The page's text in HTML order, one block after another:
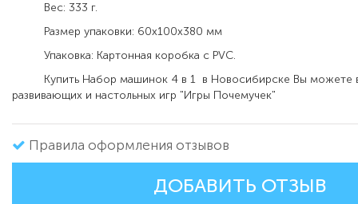
Вес: 333 г.
Размер упаковки: 60х100х380 мм
Упаковка: Картонная коробка с PVC.
Купить Набор машинок 4 в 1 в Новосибирске Вы можете в
развивающих и настольных игр "Игры Почемучек"
Правила оформления отзывов
ДОБАВИТЬ ОТЗЫВ